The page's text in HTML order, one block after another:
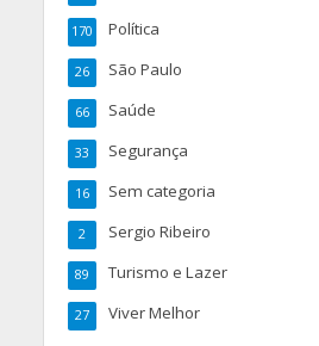
Política
170
São Paulo
26
Saúde
66
Segurança
33
Sem categoria
16
Sergio Ribeiro
2
Turismo e Lazer
89
Viver Melhor
27